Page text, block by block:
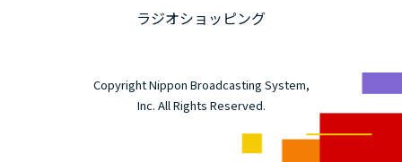
ラジオショッピング
Copyright Nippon Broadcasting System,
Inc. All Rights Reserved.